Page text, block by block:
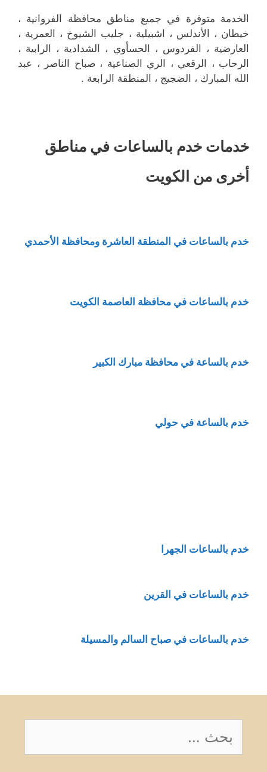
الخدمة متوفرة في جميع مناطق محافظة الفروانية ،
خيطان ، الأندلس ، اشبيلية ، جليب الشيوخ ، العمرية ،
العارضية ، الفردوس ، الحسأوي ، الشدادية ، الرابية ،
الرحاب ، الرقعي ، الري الصناعية ، صباح الناصر ، عبد
الله المبارك ، الضجيج ، المنطقة الرابعة .
خدمات خدم بالساعات في مناطق
أخرى من الكويت
خدم بالساعات في المنطقة العاشرة ومحافظة الأحمدي
خدم بالساعات في محافظة العاصمة الكويت
خدم بالساعة في محافظة مبارك الكبير
خدم بالساعة في حولي
خدم بالساعات الجهرا
خدم بالساعات في القرين
خدم بالساعات في صباح السالم والمسيلة
البحث
عن: